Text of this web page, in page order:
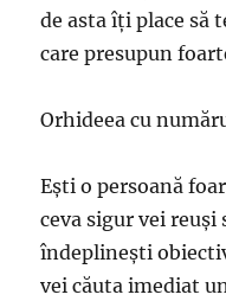
de asta îți place să
care presupun
Orhideea cu
Ești o persoană
ceva sigur vei reuși
îndeplinești
vei căuta imediat